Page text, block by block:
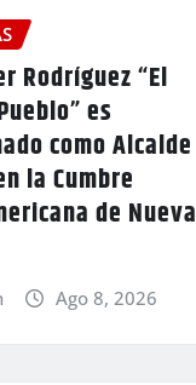
Rodríguez “El
es
como Alcalde
la Cumbre
de Nueva
Ago 8, 2026